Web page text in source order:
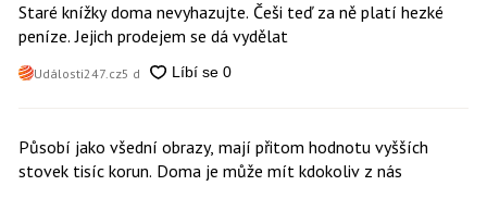
Staré knížky doma nevyhazujte. Češi teď za ně platí hezké
peníze. Jejich prodejem se dá vydělat
Události247.cz5 d
Působí jako všední obrazy, mají přitom hodnotu vyšších
stovek tisíc korun. Doma je může mít kdokoliv z nás